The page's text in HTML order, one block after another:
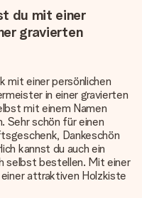
du mit einer
gravierten
mit einer persönlichen
in einer gravierten
mit einem Namen
Sehr schön für einen
Dankeschön
kannst du auch ein
selbst bestellen. Mit einer
attraktiven Holzkiste